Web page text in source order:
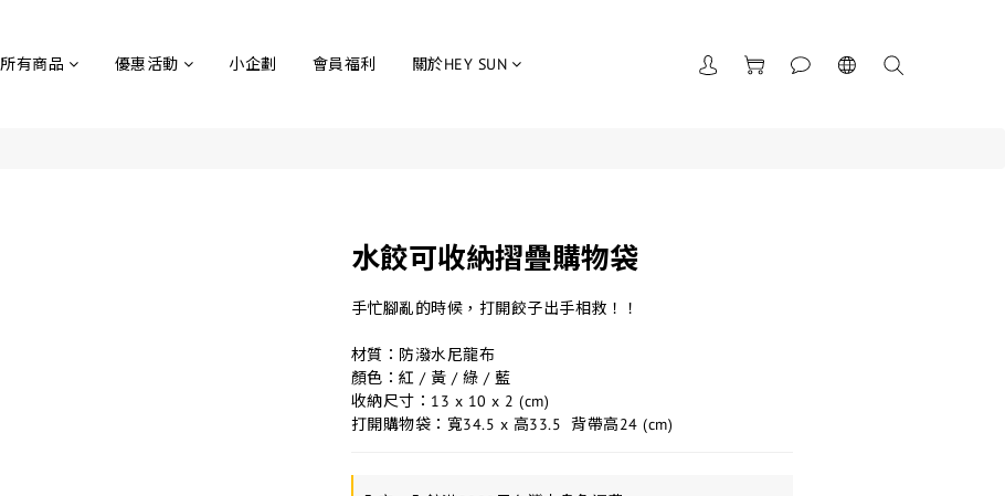
所有商品 優惠活動 小企劃 會員福利 關於HEY SUN
水餃可收納摺疊購物袋
手忙腳亂的時候，打開餃子出手相救！！
材質：防潑水尼龍布
顏色：紅 / 黃 / 綠 / 藍
收納尺寸：13 x 10 x 2 (cm)
打開購物袋：寬34.5 x 高33.5  背帶高24 (cm)